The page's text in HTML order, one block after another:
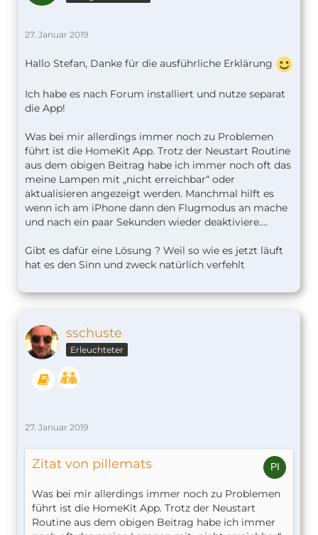
27. Januar 2019
Hallo Stefan, Danke für die ausführliche Erklärung
Ich habe es nach Forum installiert und nutze separat
die App!
Was bei mir allerdings immer noch zu Problemen
führt ist die HomeKit App. Trotz der Neustart Routine
aus dem obigen Beitrag habe ich immer noch oft das
meine Lampen mit „nicht erreichbar“ oder
aktualisieren angezeigt werden. Manchmal hilft es
wenn ich am iPhone dann den Flugmodus an mache
und nach ein paar Sekunden wieder deaktiviere....
Gibt es dafür eine Lösung ? Weil so wie es jetzt läuft
hat es den Sinn und zweck natürlich verfehlt
sschuste
Erleuchteter
27. Januar 2019
Zitat von pillemats
Was bei mir allerdings immer noch zu Problemen
führt ist die HomeKit App. Trotz der Neustart
Routine aus dem obigen Beitrag habe ich immer